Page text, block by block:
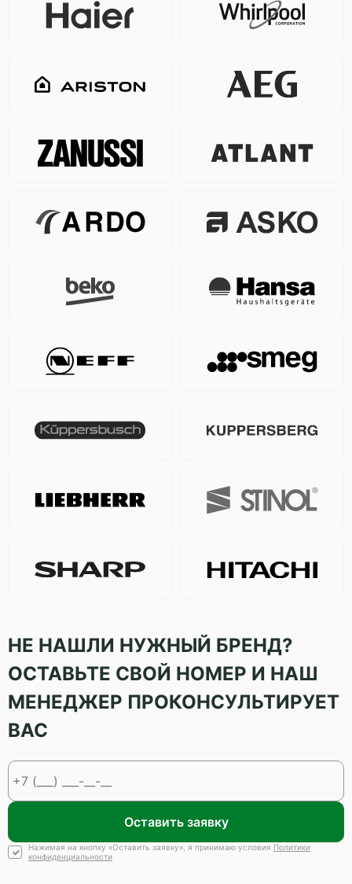
НЕ НАШЛИ НУЖНЫЙ БРЕНД?
ОСТАВЬТЕ СВОЙ НОМЕР И НАШ
МЕНЕДЖЕР ПРОКОНСУЛЬТИРУЕТ
ВАС
Оставить заявку
Нажимая на кнопку «Оставить заявку», я принимаю условия Политики
конфиденциальности